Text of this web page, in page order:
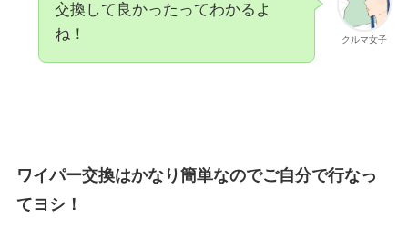
クルマ女子
交換して良かったってわかるよ
ね！
ワイパー交換はかなり簡単なのでご自分で行なっ
てヨシ！